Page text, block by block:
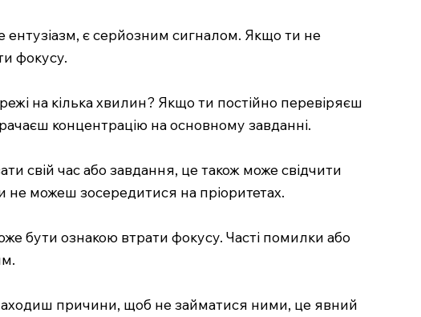
ентузіазм, є серйозним сигналом. Якщо ти не
фокусу.
на кілька хвилин? Якщо ти постійно перевіряєш
концентрацію на основному завданні.
свій час або завдання, це також може свідчити
не можеш зосередитися на пріоритетах.
бути ознакою втрати фокусу. Часті помилки або
причини, щоб не займатися ними, це явний